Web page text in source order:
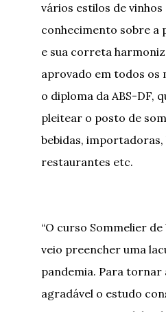
vários estilos de
conhecimento sobre a
e sua correta
aprovado em todos os
o diploma da ABS-DF,
pleitear o posto de
bebidas, importadoras,
restaurantes etc.
“O curso Sommelier
veio preencher uma
pandemia. Para tornar
agradável o estudo